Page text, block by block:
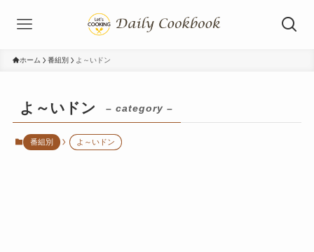
ホーム 番組別 よ～いドン
よ～いドン – category –
番組別 よ～いドン